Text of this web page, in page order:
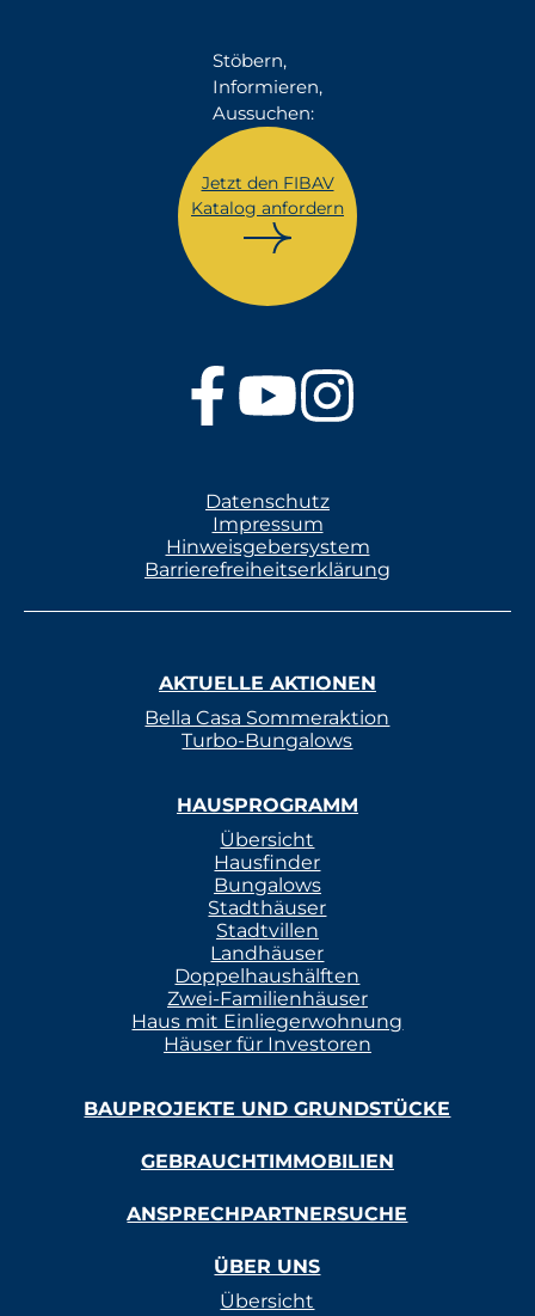
Stöbern,
Informieren,
Aussuchen:
Jetzt den FIBAV
Katalog anfordern
Datenschutz
Impressum
Hinweisgebersystem
Barrierefreiheitserklärung
AKTUELLE AKTIONEN
Bella Casa Sommeraktion
Turbo-Bungalows
HAUSPROGRAMM
Übersicht
Hausfinder
Bungalows
Stadthäuser
Stadtvillen
Landhäuser
Doppelhaushälften
Zwei-Familienhäuser
Haus mit Einliegerwohnung
Häuser für Investoren
BAUPROJEKTE UND GRUNDSTÜCKE
GEBRAUCHTIMMOBILIEN
ANSPRECHPARTNERSUCHE
ÜBER UNS
Übersicht